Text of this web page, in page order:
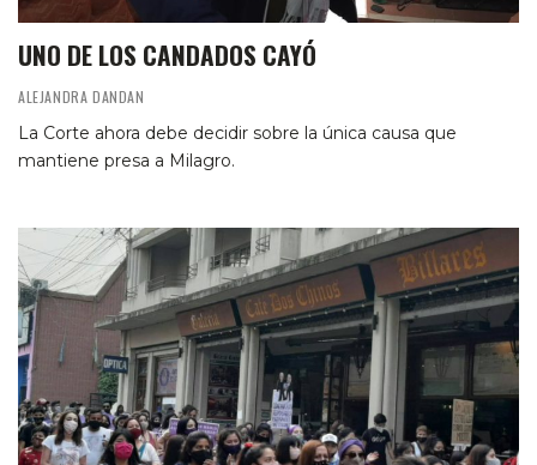
UNO DE LOS CANDADOS CAYÓ
ALEJANDRA DANDAN
La Corte ahora debe decidir sobre la única causa que
mantiene presa a Milagro.